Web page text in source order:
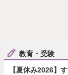
教育・受験
【夏休み2026】